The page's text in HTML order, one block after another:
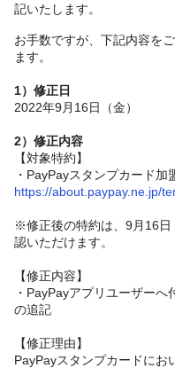
記いたします。
お手数ですが、下記内容を
ます。
1） 修正日
2022年9月16日（金）
2）修正内容
【対象特約】
・PayPayスタンプカード加
https://about.paypay.ne.jp/
※修正後の特約は、9月16
認いただけます。
【修正内容】
・PayPayアプリユーザー
の追記
【修正理由】
PayPayスタンプカードにお